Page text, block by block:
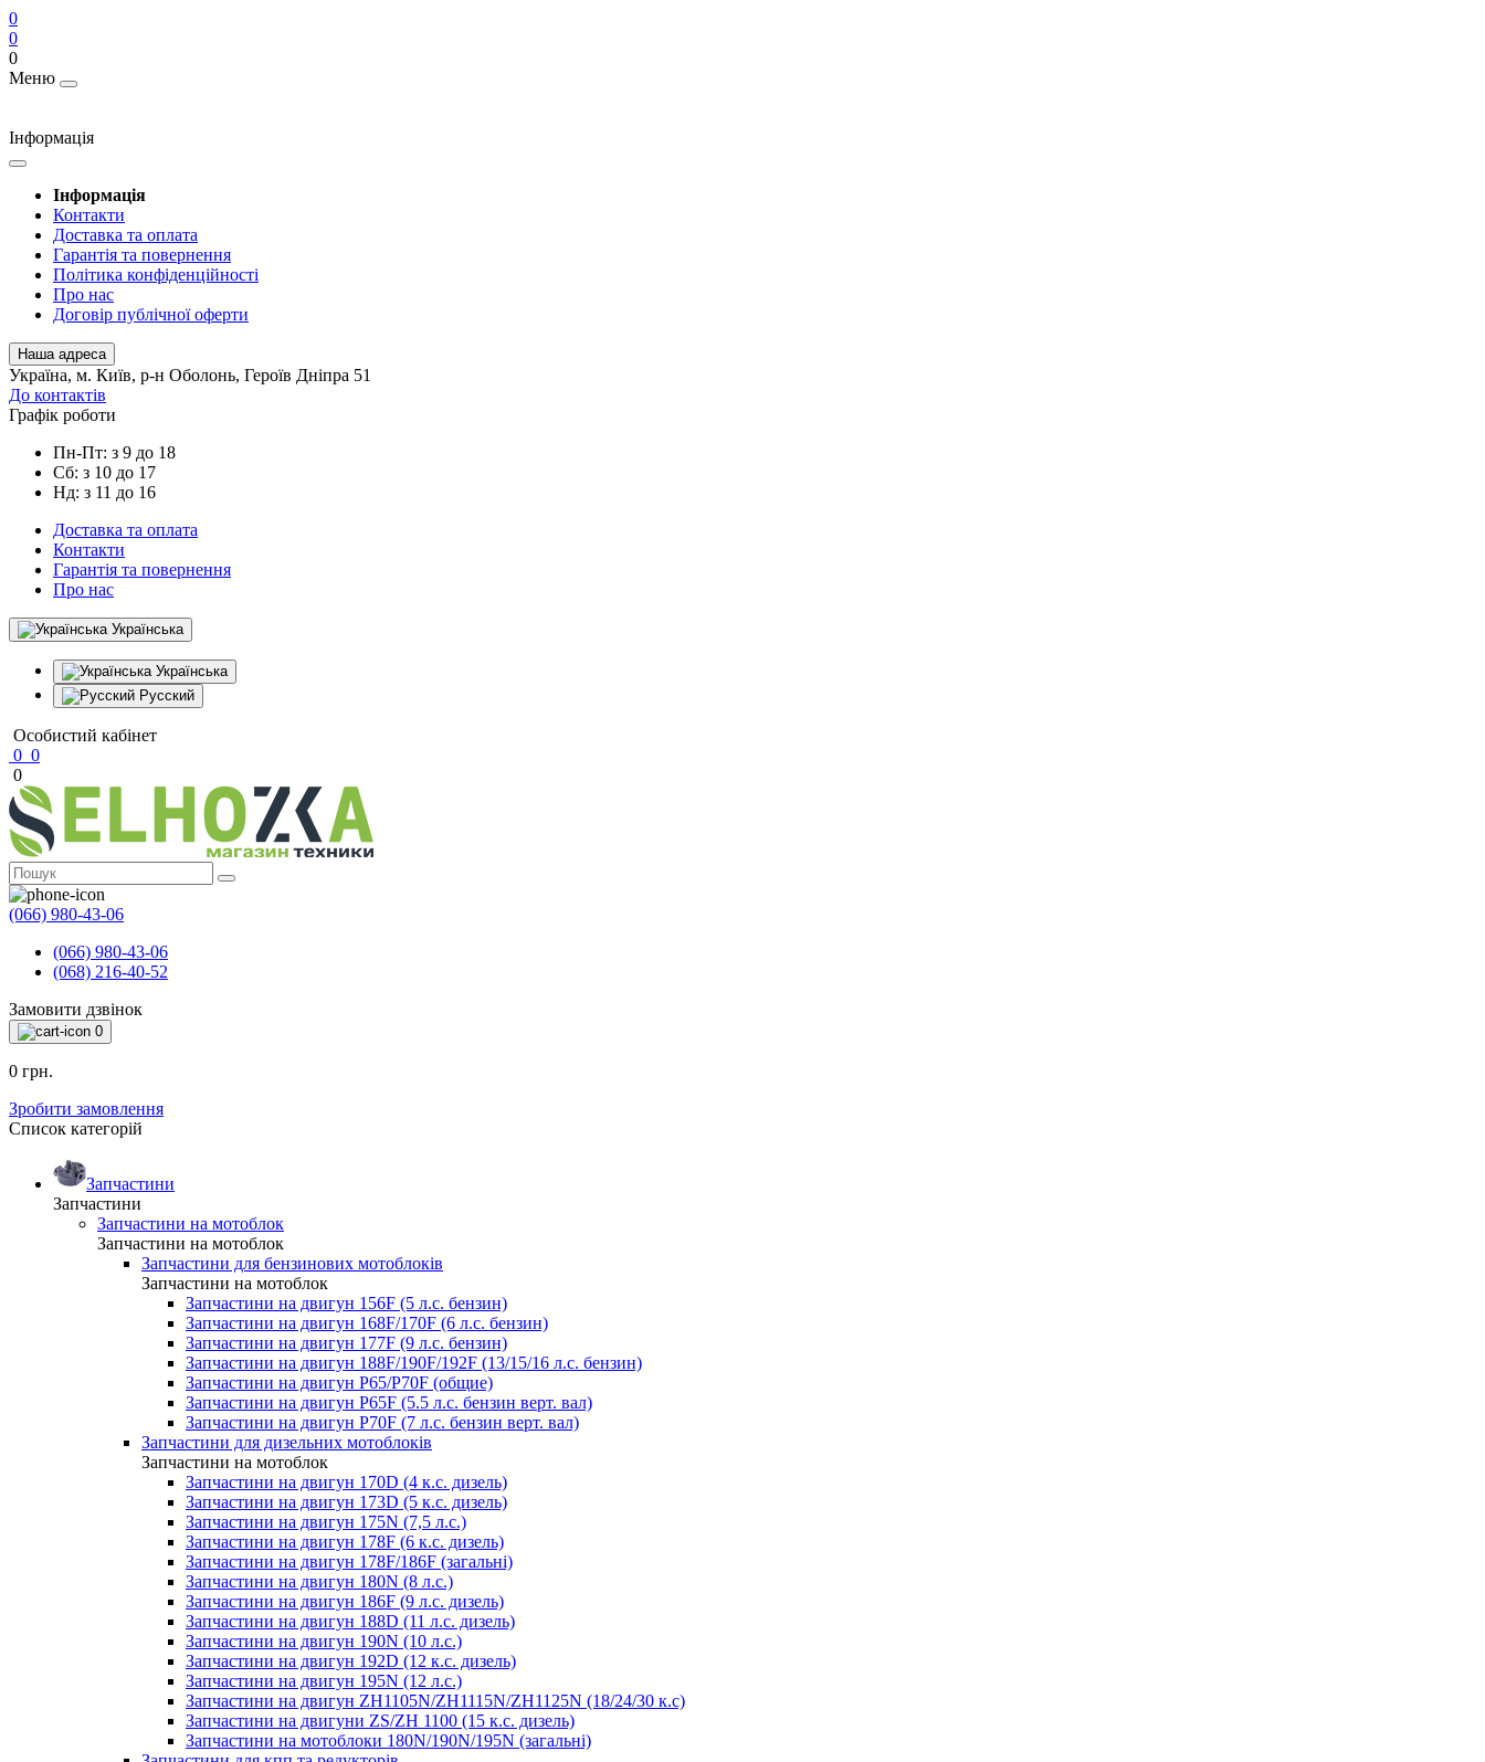
0
0
0
Меню
Інформація
Інформація
Контакти
Доставка та оплата
Гарантія та повернення
Політика конфіденційності
Про нас
Договір публічної оферти
Наша адреса
Українa, м. Київ, р-н Оболонь, Героїв Дніпра 51
До контактів
Графік роботи
Пн-Пт: з 9 до 18
Сб: з 10 до 17
Нд: з 11 до 16
Доставка та оплата
Контакти
Гарантія та повернення
Про нас
Українська
Українська
Русский
Особистий кабінет
0 0
0
(066) 980-43-06
(066) 980-43-06
(068) 216-40-52
Замовити дзвінок
0
0 грн.
Зробити замовлення
Список категорій
Запчастини
Запчастини
Запчастини на мотоблок
Запчастини на мотоблок
Запчастини для бензинових мотоблоків
Запчастини на мотоблок
Запчастини на двигун 156F (5 л.с. бензин)
Запчастини на двигун 168F/170F (6 л.с. бензин)
Запчастини на двигун 177F (9 л.с. бензин)
Запчастини на двигун 188F/190F/192F (13/15/16 л.с. бензин)
Запчастини на двигун P65/P70F (общие)
Запчастини на двигун P65F (5.5 л.с. бензин верт. вал)
Запчастини на двигун P70F (7 л.с. бензин верт. вал)
Запчастини для дизельних мотоблоків
Запчастини на мотоблок
Запчастини на двигун 170D (4 к.с. дизель)
Запчастини на двигун 173D (5 к.с. дизель)
Запчастини на двигун 175N (7,5 л.с.)
Запчастини на двигун 178F (6 к.с. дизель)
Запчастини на двигун 178F/186F (загальні)
Запчастини на двигун 180N (8 л.с.)
Запчастини на двигун 186F (9 л.с. дизель)
Запчастини на двигун 188D (11 л.с. дизель)
Запчастини на двигун 190N (10 л.с.)
Запчастини на двигун 192D (12 к.с. дизель)
Запчастини на двигун 195N (12 л.с.)
Запчастини на двигун ZH1105N/ZH1115N/ZH1125N (18/24/30 к.с)
Запчастини на двигуни ZS/ZH 1100 (15 к.с. дизель)
Запчастини на мотоблоки 180N/190N/195N (загальні)